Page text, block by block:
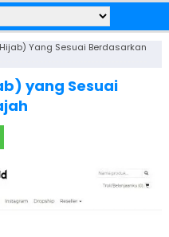
Yang Sesuai Berdasarkan
yang Sesuai